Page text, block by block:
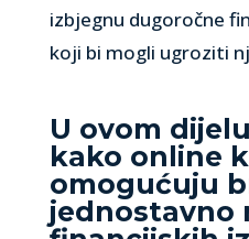
izbjegnu dugoročne
koji bi mogli ugroziti
U ovom
kako online
omogućuju
jednostavno